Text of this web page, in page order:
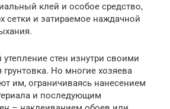
клей и особое средство,
сетки и затираемое наждачной
стен изнутри своими
Но многие хозяева
им, ограничиваясь нанесением
и последующим